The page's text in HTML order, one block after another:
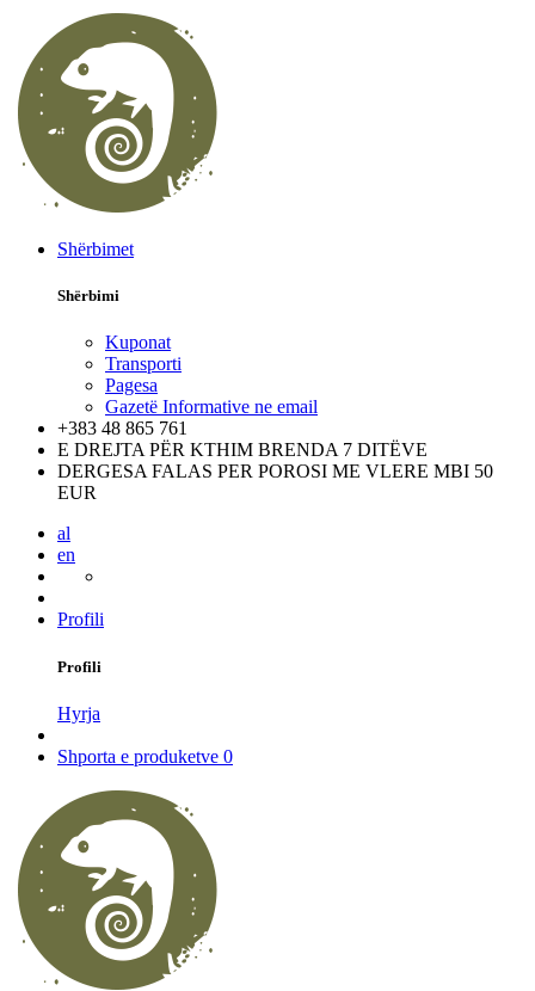
Shërbimet
Shërbimi
Kuponat
Transporti
Pagesa
Gazetë Informative ne email
+383 48 865 761
E DREJTA PËR KTHIM BRENDA 7 DITËVE
DERGESA FALAS PER POROSI ME VLERE MBI 50
EUR
al
en
Profili
Profili
Hyrja
Shporta e produketve 0